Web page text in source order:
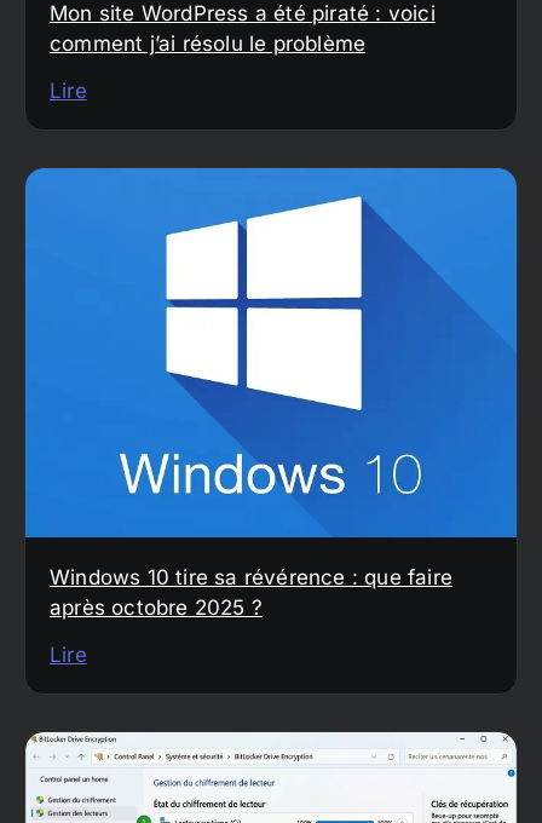
Mon site WordPress a été piraté : voici
comment j’ai résolu le problème
Lire
Windows 10 tire sa révérence : que faire
après octobre 2025 ?
Lire